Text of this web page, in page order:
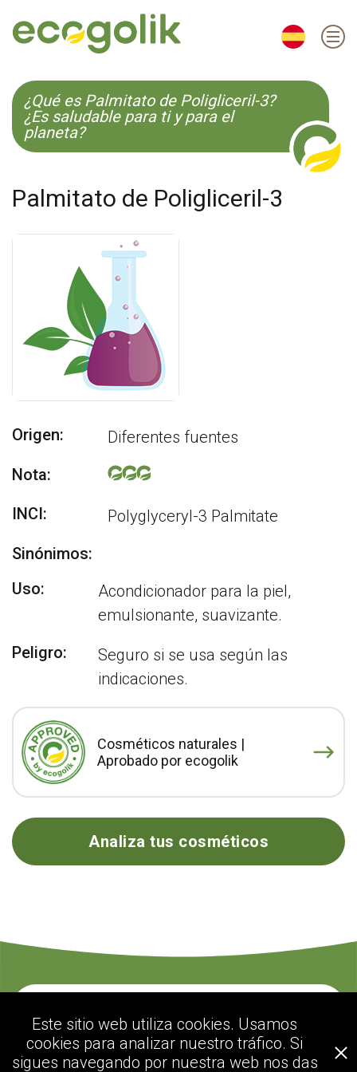
EN ES CS KO
¿Qué es Palmitato de Poligliceril-3?
¿Es saludable para ti y para el
planeta?
Palmitato de Poligliceril-3
Origen:
Diferentes fuentes
Nota:
INCI:
Polyglyceryl-3 Palmitate
Sinónimos:
Uso:
Acondicionador para la piel,
emulsionante, suavizante.
Peligro:
Seguro si se usa según las
indicaciones.
Cosméticos naturales |
Aprobado por ecogolik
Analiza tus cosméticos
Este sitio web utiliza cookies. Usamos
cookies para analizar nuestro tráfico. Si
sigues navegando por nuestra web nos das